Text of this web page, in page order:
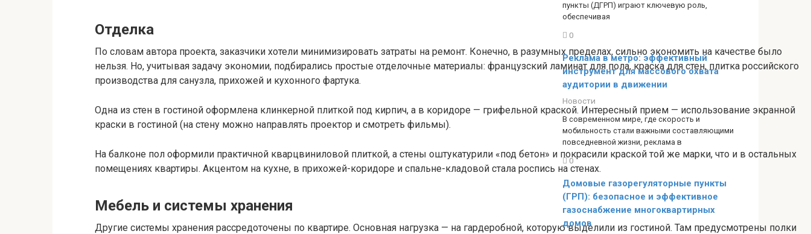
Отделка
По словам автора проекта, заказчики хотели минимизировать затраты на ремонт. Конечно, в разумных пределах, сильно экономить на качестве было
нельзя. Но, учитывая задачу экономии, подбирались простые отделочные материалы: французский ламинат для пола, краска для стен, плитка российского
производства для санузла, прихожей и кухонного фартука.
Одна из стен в гостиной оформлена клинкерной плиткой под кирпич, а в коридоре — грифельной краской. Интересный прием — использование экранной
краски в гостиной (на стену можно направлять проектор и смотреть фильмы).
На балконе пол оформили практичной кварцвиниловой плиткой, а стены оштукатурили «под бетон» и покрасили краской той же марки, что и в остальных
помещениях квартиры. Акцентом на кухне, в прихожей-коридоре и спальне-кладовой стала роспись на стенах.
Мебель и системы хранения
Другие системы хранения рассредоточены по квартире. Основная нагрузка — на гардеробной, которую выделили из гостиной. Там предусмотрены полки
пункты (ДГРП) играют ключевую роль,
обеспечивая
0
Реклама в метро: эффективный
инструмент для массового охвата
аудитории в движении
Новости
В современном мире, где скорость и
мобильность стали важными составляющими
повседневной жизни, реклама в
0
Домовые газорегуляторные пункты
(ГРП): безопасное и эффективное
газоснабжение многоквартирных
домов